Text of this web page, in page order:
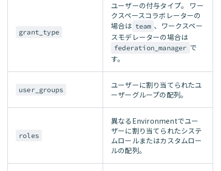
grant_type
ユーザーの付与タイプ。 ワー
クスペースコラボレーターの
場合は team 、ワークスペー
スモデレーターの場合は
federation_manager で
す。
user_groups
ユーザーに割り当てられたユ
ーザーグループの配列。
roles
異なるEnvironmentでユー
ザーに割り当てられたシステ
ムロールまたはカスタムロー
ルの配列。